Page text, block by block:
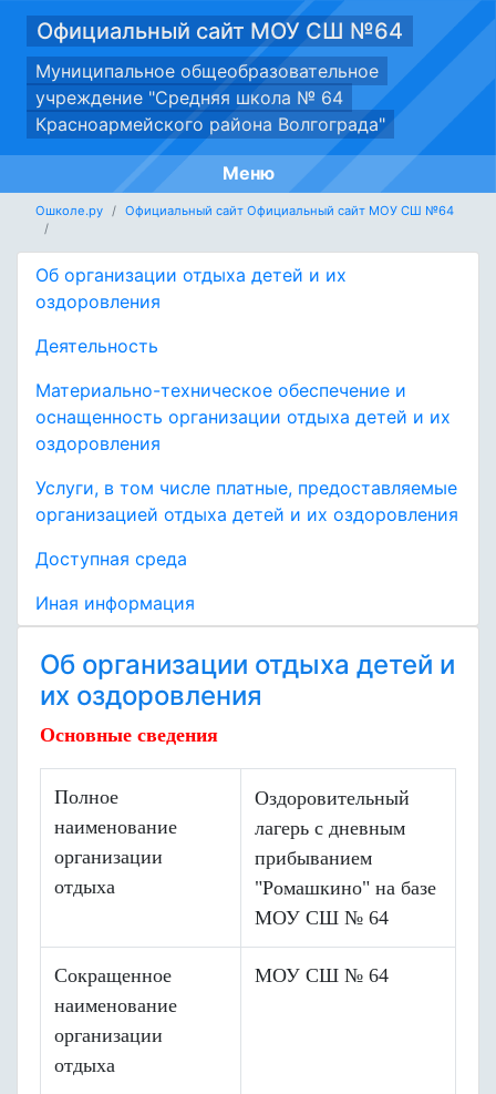
Официальный сайт МОУ СШ №64
Муниципальное общеобразовательное
учреждение "Средняя школа № 64
Красноармейского района Волгограда"
Меню
Ошколе.ру Официальный сайт Официальный сайт МОУ СШ №64
Об организации отдыха детей и их
оздоровления
Деятельность
Материально-техническое обеспечение и
оснащенность организации отдыха детей и их
оздоровления
Услуги, в том числе платные, предоставляемые
организацией отдыха детей и их оздоровления
Доступная среда
Иная информация
Об организации отдыха детей и
их оздоровления
Основные сведения
Полное
наименование
организации
отдыха
Оздоровительный
лагерь с дневным
прибыванием
"Ромашкино" на базе
МОУ СШ № 64
Сокращенное
наименование
организации
отдыха
МОУ СШ № 64